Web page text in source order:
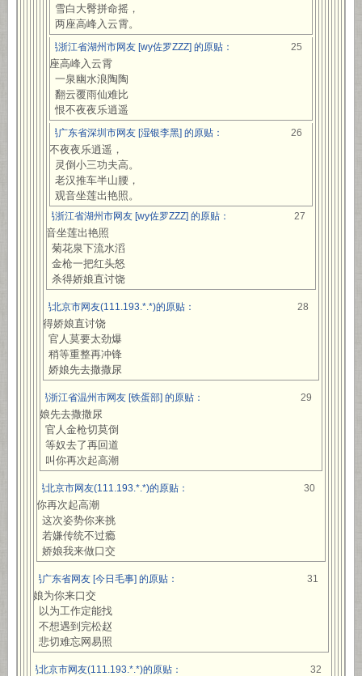
雪白大臀拼命摇，
两座高峰入云霄。
网易浙江省湖州市网友 [wy佐罗ZZZ] 的原贴： 25
两座高峰入云霄
一泉幽水浪陶陶
翻云覆雨仙难比
恨不夜夜乐逍遥
网易广东省深圳市网友 [湿银李黑] 的原贴： 26
恨不夜夜乐逍遥，
灵倒小三功夫高。
老汉推车半山腰，
观音坐莲出艳照。
网易浙江省湖州市网友 [wy佐罗ZZZ] 的原贴： 27
观音坐莲出艳照
菊花泉下流水滔
金枪一把红头怒
杀得娇娘直讨饶
网易北京市网友(111.193.*.*)的原贴： 28
杀得娇娘直讨饶
官人莫要太劲爆
稍等重整再冲锋
娇娘先去撒撒尿
网易浙江省温州市网友 [铁蛋部] 的原贴： 29
娇娘先去撒撒尿
官人金枪切莫倒
等奴去了再回道
叫你再次起高潮
网易北京市网友(111.193.*.*)的原贴： 30
叫你再次起高潮
这次姿势你来挑
若嫌传统不过瘾
娇娘我来做口交
网易广东省网友 [今日毛事] 的原贴： 31
娇娘为你来口交
以为工作定能找
不想遇到完松赵
悲切难忘网易照
网易北京市网友(111.193.*.*)的原贴： 32